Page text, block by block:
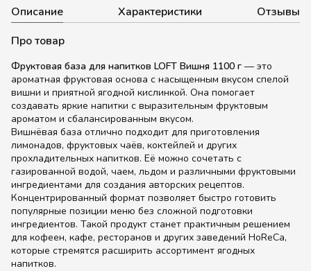
Описание Характеристики
Отзывы
Про товар
Фруктовая база для напитков LOFT Вишня 1100 г — это
ароматная фруктовая основа с насыщенным вкусом спелой
вишни и приятной ягодной кислинкой. Она помогает
создавать яркие напитки с выразительным фруктовым
ароматом и сбалансированным вкусом.
Вишнёвая база отлично подходит для приготовления
лимонадов, фруктовых чаёв, коктейлей и других
прохладительных напитков. Её можно сочетать с
газированной водой, чаем, льдом и различными фруктовыми
ингредиентами для создания авторских рецептов.
Концентрированный формат позволяет быстро готовить
популярные позиции меню без сложной подготовки
ингредиентов. Такой продукт станет практичным решением
для кофеен, кафе, ресторанов и других заведений HoReCa,
которые стремятся расширить ассортимент ягодных
напитков.